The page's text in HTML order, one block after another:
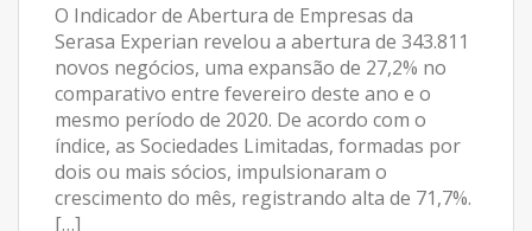
O Indicador de Abertura de Empresas da
Serasa Experian revelou a abertura de 343.811
novos negócios, uma expansão de 27,2% no
comparativo entre fevereiro deste ano e o
mesmo período de 2020. De acordo com o
índice, as Sociedades Limitadas, formadas por
dois ou mais sócios, impulsionaram o
crescimento do mês, registrando alta de 71,7%.
[…]